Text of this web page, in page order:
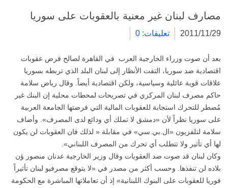
مصارف لبنان غير معنية بالعقوبات على سوريا
2011/11/29 تعليقات: 0
بعد أن ‫صوت وزراء الخارجية العرب في القاهرة لصالح فرض عقوبات
اقتصادية ضد سوريا، التفت الأنظار إلى لبنان البلد الذي تربطه بسوريا
علاقات قوية عائلية وسياسية، ولكن اقتصادية أيضاً.‬ وقال رياض سلامة
حاكم مصرف لبنان المركزي في تصريحات لمحطات محلية إن البنك غير
مُضطر للتحرك استجابة للعقوبات المالية التي فرضتها الجامعة العربية
على سوريا نظراً لأن «دمشق لا تملك أي ودائع لدى المصرف». وأضاف
سلامة لتلفزيون «ال.بي.سي» في مقابلة « لذلك فان العقوبات لن يكون
لها أي تأثير ولا تتطلب أي تحرك من المصرف اللبناني».‬
‫وكان لبنان قد صوت ضد العقوبات وقال وزير الخارجية عدنان منصور ؤن
بلاده لن تنفذها. وحسب أكثر من مصدر في «لا يتوقع مصرفيو لبنان تأثيراً
فوريا للعقوبات على البنوك اللبنانية» إذ أن تعاملاتها المباشرة مع الحكومة